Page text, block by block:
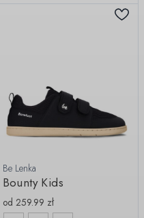
Be Lenka
Bounty Kids
od 259.99 zł